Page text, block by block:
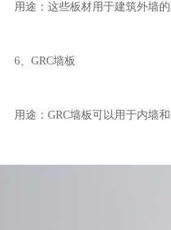
用途：这些板材用于建筑外墙的
6、GRC墙板
用途：GRC墙板可以用于内墙和